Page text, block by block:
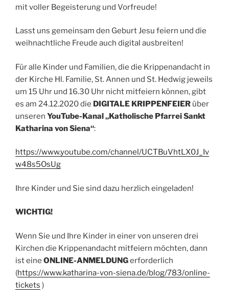
mit voller Begeisterung und Vorfreude!
Lasst uns gemeinsam den Geburt Jesu feiern und die
weihnachtliche Freude auch digital ausbreiten!
Für alle Kinder und Familien, die die Krippenandacht in
der Kirche Hl. Familie, St. Annen und St. Hedwig jeweils
um 15 Uhr und 16.30 Uhr nicht mitfeiern können, gibt
es am 24.12.2020 die DIGITALE KRIPPENFEIER über
unseren YouTube-Kanal „Katholische Pfarrei Sankt
Katharina von Siena“:
https://www.youtube.com/channel/UCTBuVhtLX0J_Iv
w48s5OsUg
Ihre Kinder und Sie sind dazu herzlich eingeladen!
WICHTIG!
Wenn Sie und Ihre Kinder in einer von unseren drei
Kirchen die Krippenandacht mitfeiern möchten, dann
ist eine ONLINE-ANMELDUNGerforderlich
(https://www.katharina-von-siena.de/blog/783/online-
tickets )